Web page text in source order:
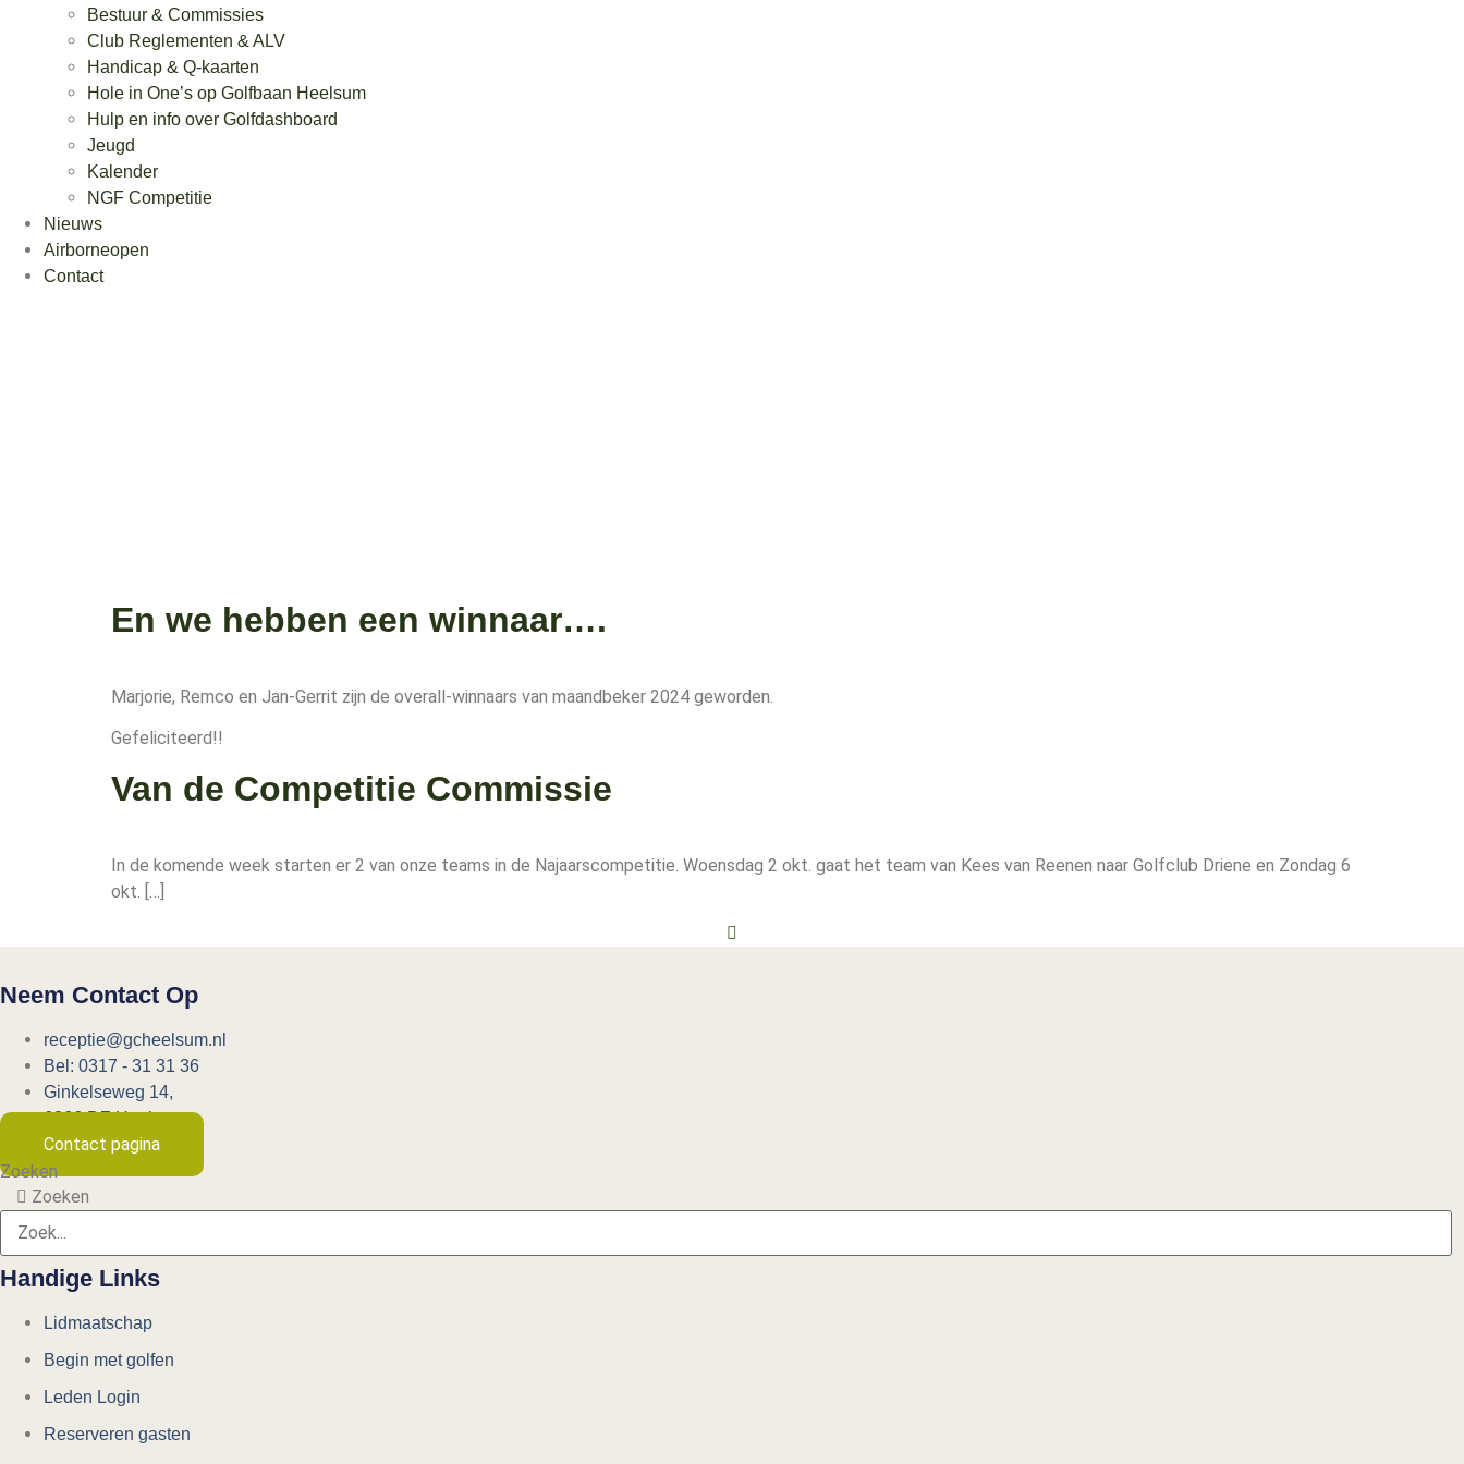
Bestuur & Commissies
Club Reglementen & ALV
Handicap & Q-kaarten
Hole in One’s op Golfbaan Heelsum
Hulp en info over Golfdashboard
Jeugd
Kalender
NGF Competitie
Nieuws
Airborneopen
Contact
En we hebben een winnaar….
Marjorie, Remco en Jan-Gerrit zijn de overall-winnaars van maandbeker 2024 geworden.
Gefeliciteerd!!
Van de Competitie Commissie
In de komende week starten er 2 van onze teams in de Najaarscompetitie. Woensdag 2 okt. gaat het team van Kees van Reenen naar Golfclub Driene en Zondag 6
okt. […]
Neem Contact Op
receptie@gcheelsum.nl
Bel: 0317 - 31 31 36
Ginkelseweg 14,
6866 DZ Heelsum
Contact pagina
Zoeken
Zoeken
Handige Links
Lidmaatschap
Begin met golfen
Leden Login
Reserveren gasten